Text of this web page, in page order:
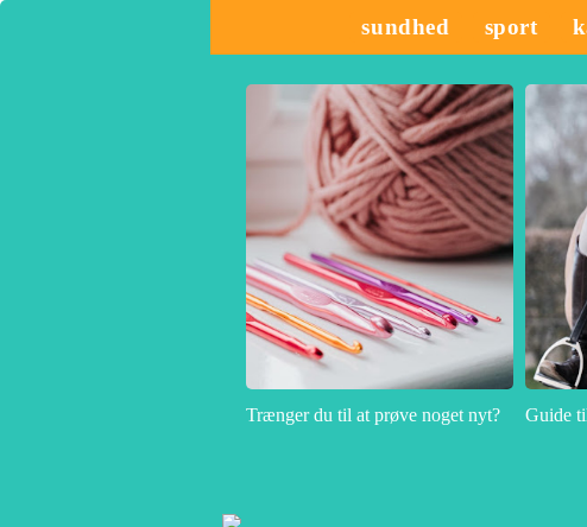
sundhed sport
Trænger du til at prøve noget nyt? Guide